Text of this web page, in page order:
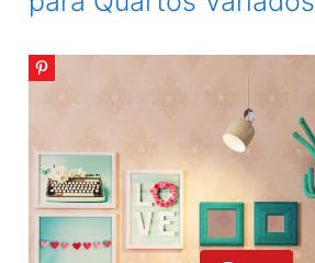
para
Estilos